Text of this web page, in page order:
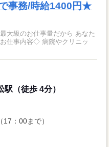
事務/時給1400円★
大級のお仕事量だから あなた
（徒歩 4分）
：00まで）